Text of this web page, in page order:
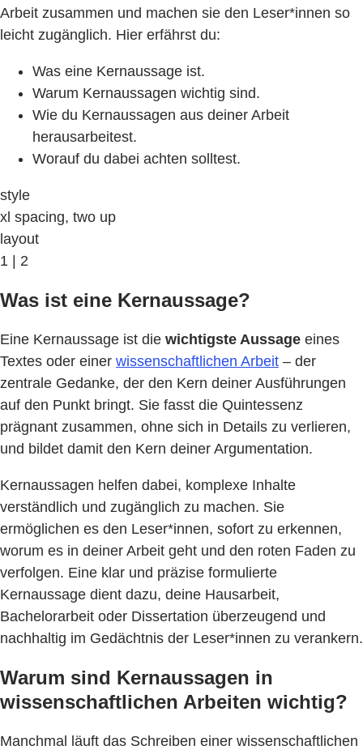
Arbeit zusammen und machen sie den Leser*innen so
leicht zugänglich. Hier erfährst du:
Was eine Kernaussage ist.
Warum Kernaussagen wichtig sind.
Wie du Kernaussagen aus deiner Arbeit
herausarbeitest.
Worauf du dabei achten solltest.
style
xl spacing, two up
layout
1 | 2
Was ist eine Kernaussage?
Eine Kernaussage ist die wichtigste Aussage eines
Textes oder einer wissenschaftlichen Arbeit – der
zentrale Gedanke, der den Kern deiner Ausführungen
auf den Punkt bringt. Sie fasst die Quintessenz
prägnant zusammen, ohne sich in Details zu verlieren,
und bildet damit den Kern deiner Argumentation.
Kernaussagen helfen dabei, komplexe Inhalte
verständlich und zugänglich zu machen. Sie
ermöglichen es den Leser*innen, sofort zu erkennen,
worum es in deiner Arbeit geht und den roten Faden zu
verfolgen. Eine klar und präzise formulierte
Kernaussage dient dazu, deine Hausarbeit,
Bachelorarbeit oder Dissertation überzeugend und
nachhaltig im Gedächtnis der Leser*innen zu verankern.
Warum sind Kernaussagen in
wissenschaftlichen Arbeiten wichtig?
Manchmal läuft das Schreiben einer wissenschaftlichen